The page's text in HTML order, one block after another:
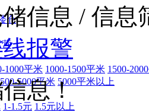
仓
营
1000平米 1000-1500平米 1500-
5000平米 5000平米以上
1-1.5元 1.5元以上
信息 / 信息
报警
息！